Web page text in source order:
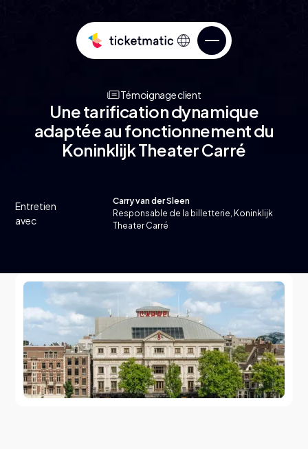
Connaissez votre public
Servez vos visiteurs
Activez votre public
Intégrations
ticketmatic Studio
Poussez votre billetterie plus loin
Une personnalisation intelligente qui renforce
votre organisation
DécouvrezleStudio
Témoignage client
Une tarification dynamique
adaptée au fonctionnement du
Koninklijk Theater Carré
Entretien
avec
Carry van der Sleen
Responsable de la billetterie, Koninklijk
Theater Carré